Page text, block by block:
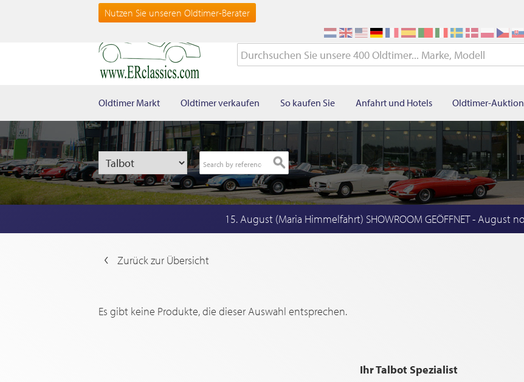
Nutzen Sie unseren Oldtimer-Berater
Oldtimer Markt Oldtimer verkaufen So kaufen Sie Anfahrt und Hotels Oldtimer-Auktion
15. August (Maria Himmelfahrt) SHOWROOM GEÖFFNET - August
Zurück zur Übersicht
Es gibt keine Produkte, die dieser Auswahl entsprechen.
Ihr Talbot Spezialist